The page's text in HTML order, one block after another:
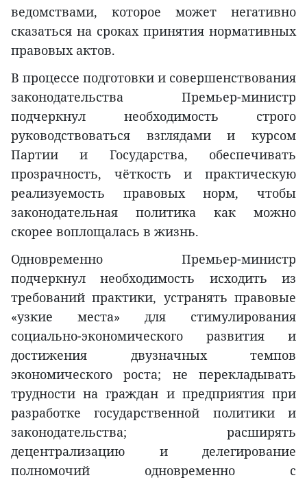
ведомствами, которое может негативно
сказаться на сроках принятия нормативных
правовых актов.
В процессе подготовки и совершенствования
законодательства Премьер-министр
подчеркнул необходимость строго
руководствоваться взглядами и курсом
Партии и Государства, обеспечивать
прозрачность, чёткость и практическую
реализуемость правовых норм, чтобы
законодательная политика как можно
скорее воплощалась в жизнь.
Одновременно Премьер-министр
подчеркнул необходимость исходить из
требований практики, устранять правовые
«узкие места» для стимулирования
социально-экономического развития и
достижения двузначных темпов
экономического роста; не перекладывать
трудности на граждан и предприятия при
разработке государственной политики и
законодательства; расширять
децентрализацию и делегирование
полномочий одновременно с